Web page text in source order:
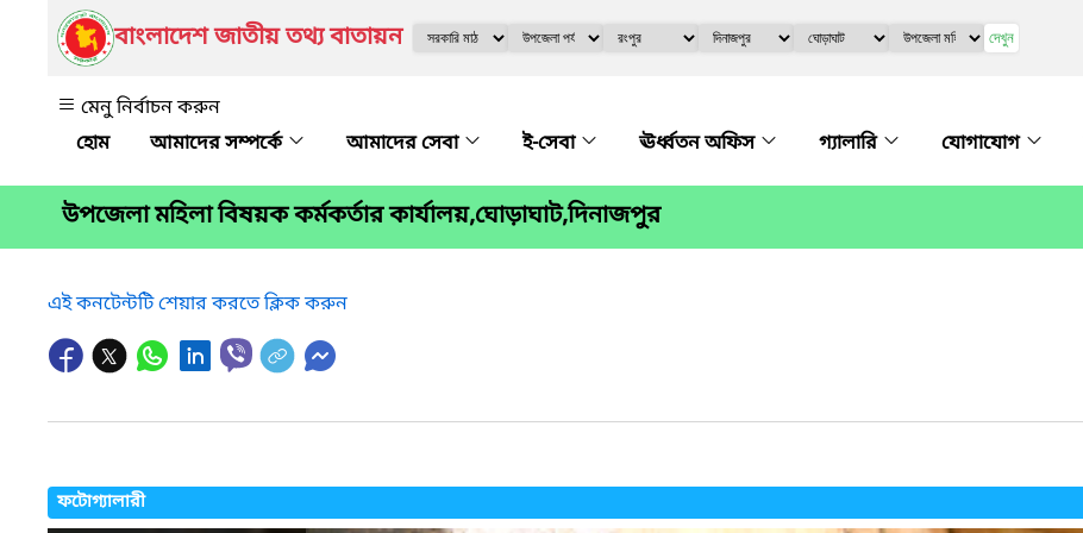
বাংলাদেশ জাতীয় তথ্য বাতায়ন দেখুন
মেনু নির্বাচন করুন
আমাদের সম্পর্কে
আমাদের সেবা ই-সেবা ঊর্ধ্বতন অফিস গ্যালারি যোগাযোগ
উপজেলা মহিলা বিষয়ক কর্মকর্তার কার্যালয়,ঘোড়াঘাট,দিনাজপুর
এই কনটেন্টটি শেয়ার করতে ক্লিক করুন
ফটোগ্যালারী